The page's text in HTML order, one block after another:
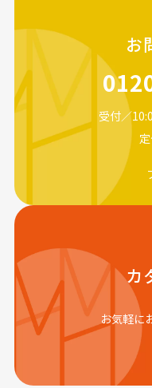
お
受付／
カ
お気軽に